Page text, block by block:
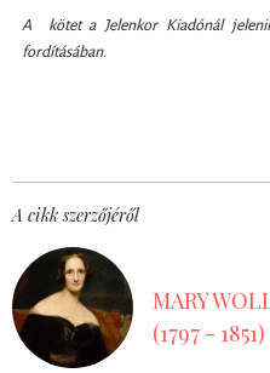
A kötet a Jelenkor Kiadónál
fordításában.
A cikk szerzőjéről
MARY
(1797 - 1851)